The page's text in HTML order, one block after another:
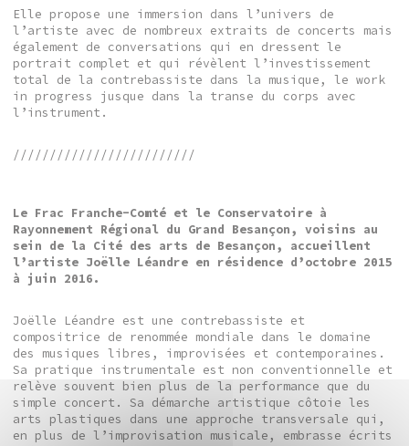
Elle propose une immersion dans l’univers de
l’artiste avec de nombreux extraits de concerts mais
également de conversations qui en dressent le
portrait complet et qui révèlent l’investissement
total de la contrebassiste dans la musique, le work
in progress jusque dans la transe du corps avec
l’instrument.
/////////////////////////
Le Frac Franche-Comté et le Conservatoire à
Rayonnement Régional du Grand Besançon, voisins au
sein de la Cité des arts de Besançon, accueillent
l’artiste Joëlle Léandre en résidence d’octobre 2015
à juin 2016.
Joëlle Léandre est une contrebassiste et
compositrice de renommée mondiale dans le domaine
des musiques libres, improvisées et contemporaines.
Sa pratique instrumentale est non conventionnelle et
relève souvent bien plus de la performance que du
simple concert. Sa démarche artistique côtoie les
arts plastiques dans une approche transversale qui,
en plus de l’improvisation musicale, embrasse écrits